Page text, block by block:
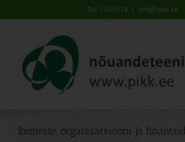
to
Tel: 5201078 | info@pikk.ee
Inimeste, organisatsiooni ja